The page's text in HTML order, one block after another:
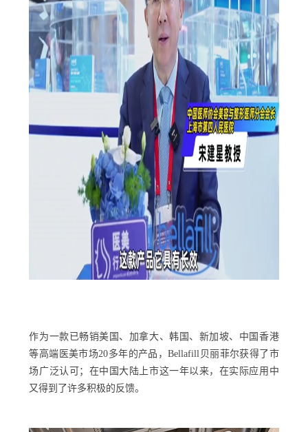
作为一款已畅销美国、加拿大、韩国、新加坡、中国香港
等高端医美市场20多年的产品，Bellafill贝丽菲尔获得了市
场广泛认可；在中国大陆上市这一年以来，在实际应用中
又得到了许多积极的反馈。